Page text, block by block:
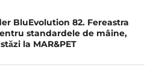
BluEvolution 82. Fereastra
standardele de mâine,
la MAR&PET